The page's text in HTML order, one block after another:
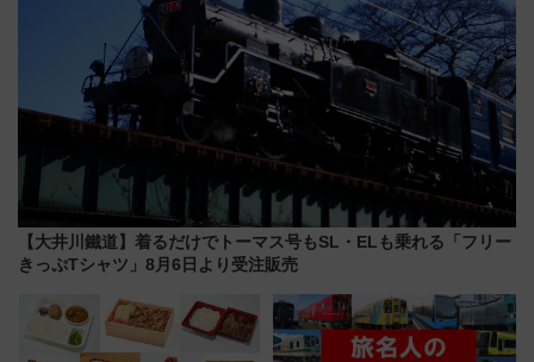
【大井川鐵道】着るだけでトーマス号もSL・ELも乗れる「フリー
きっぷTシャツ」8月6日より受注販売